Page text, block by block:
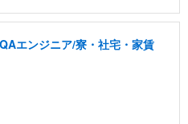
エンジニア/寮・社宅・家賃